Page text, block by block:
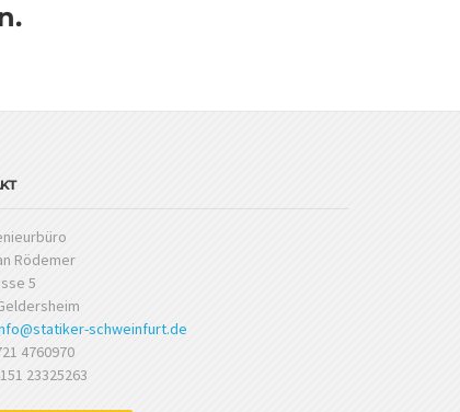
Rödemer
5
schweinfurt.de
4760970
23325263